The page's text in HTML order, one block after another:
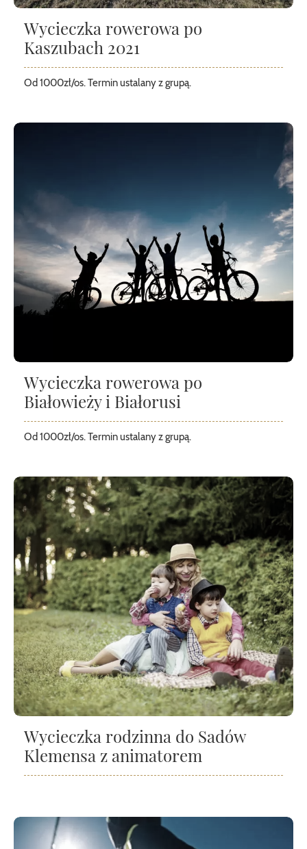
Wycieczka rowerowa po
Kaszubach 2021
Od 1000zł/os. Termin ustalany z grupą.
Wycieczka rowerowa po
Białowieży i Białorusi
Od 1000zł/os. Termin ustalany z grupą.
Wycieczka rodzinna do Sadów
Klemensa z animatorem